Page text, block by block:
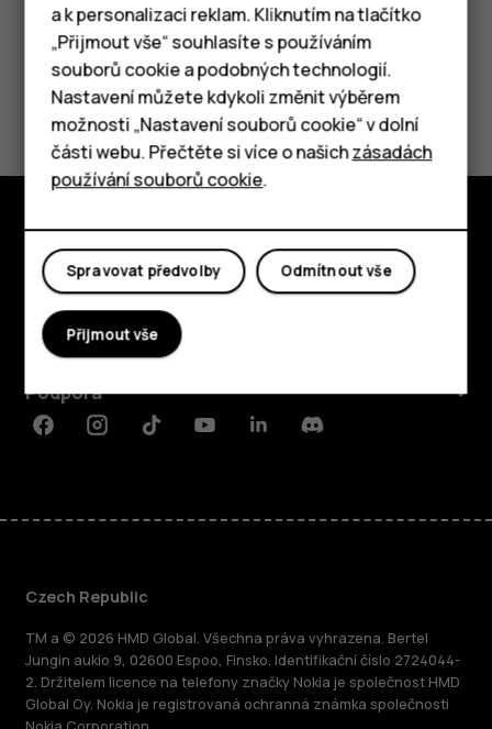
Chytré telefony
Tlačítkové telefony
Tablety
Pomohlo vám to?
Ano Ne
Prozkoumat
O nás
Planet and people
Podpora
FacebookInstagramTiktokYoutubeLinkedinDiscord
Czech Republic
TM a © 2026 HMD Global. Všechna práva vyhrazena. Bertel
Jungin aukio 9, 02600 Espoo, Finsko. Identifikační číslo 2724044-
2. Držitelem licence na telefony značky Nokia je společnost HMD
Global Oy. Nokia je registrovaná ochranná známka společnosti
a k personalizaci reklam. Kliknutím na tlačítko
„Přijmout vše“ souhlasíte s používáním
souborů cookie a podobných technologií.
Nastavení můžete kdykoli změnit výběrem
možnosti „Nastavení souborů cookie“ v dolní
části webu. Přečtěte si více o našichzásadách
používání souborů cookie.
Odmítnout vše
Spravovat předvolby
Přijmout vše